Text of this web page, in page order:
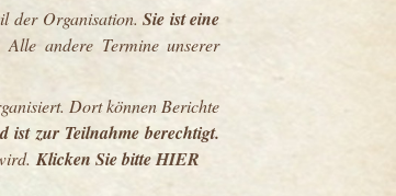
der Organisation.Sie ist eine
Alle andere Termine unserer
Dort können Berichte
ist zur Teilnahme berechtigt.
Klicken Sie bitteHIER